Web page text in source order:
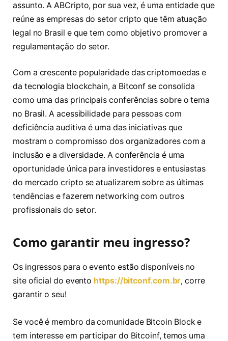
assunto. A ABCripto, por sua vez, é uma entidade que
reúne as empresas do setor cripto que têm atuação
legal no Brasil e que tem como objetivo promover a
regulamentação do setor.
Com a crescente popularidade das criptomoedas e
da tecnologia blockchain, a Bitconf se consolida
como uma das principais conferências sobre o tema
no Brasil. A acessibilidade para pessoas com
deficiência auditiva é uma das iniciativas que
mostram o compromisso dos organizadores com a
inclusão e a diversidade. A conferência é uma
oportunidade única para investidores e entusiastas
do mercado cripto se atualizarem sobre as últimas
tendências e fazerem networking com outros
profissionais do setor.
Como garantir meu ingresso?
Os ingressos para o evento estão disponíveis no
site oficial do evento https://bitconf.com.br, corre
garantir o seu!
Se você é membro da comunidade Bitcoin Block e
tem interesse em participar do Bitcoinf, temos uma